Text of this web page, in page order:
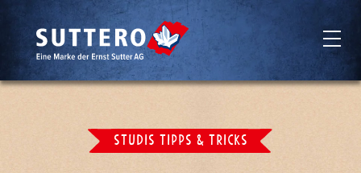
Skip
Skip
STUDIS TIPPS & TRICKS